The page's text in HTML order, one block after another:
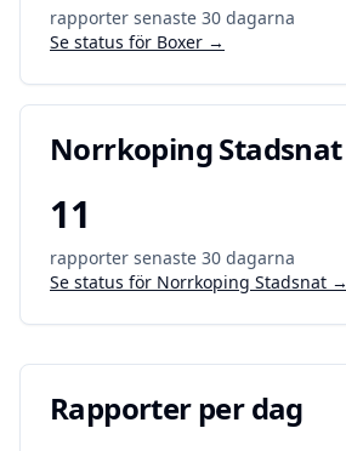
rapporter senaste 30 dagarna
Se status för Boxer →
Norrkoping Stadsnat
11
rapporter senaste 30 dagarna
Se status för Norrkoping Stadsnat →
Rapporter per dag